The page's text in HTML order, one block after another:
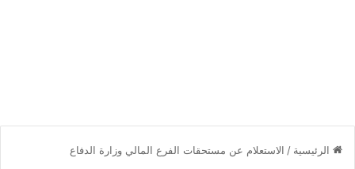
الرئيسية / الاستعلام عن مستحقات الفرع المالي وزارة الدفاع